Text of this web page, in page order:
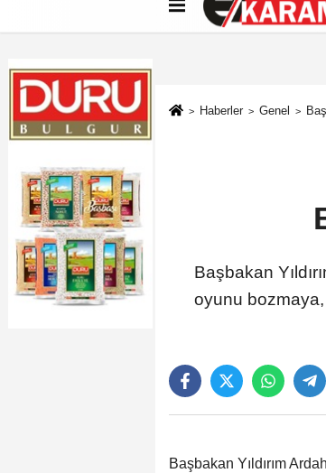
Künye İletişim Çerez
Haberler Genel
Başbakan
oyunu bozmaya,
Başbakan Yıldırım